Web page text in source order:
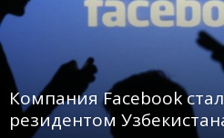
Компания Facebook
резидентом